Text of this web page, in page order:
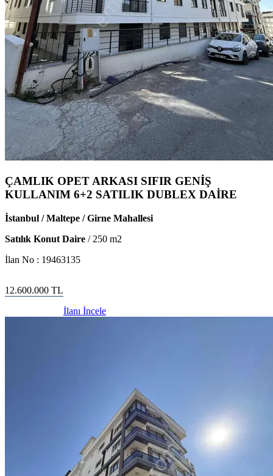
ÇAMLIK OPET ARKASI SIFIR GENİŞ
KULLANIM 6+2 SATILIK DUBLEX DAİRE
İstanbul / Maltepe / Girne Mahallesi
Satılık Konut Daire / 250 m2
İlan No : 19463135
12.600.000 TL
İlanı İncele